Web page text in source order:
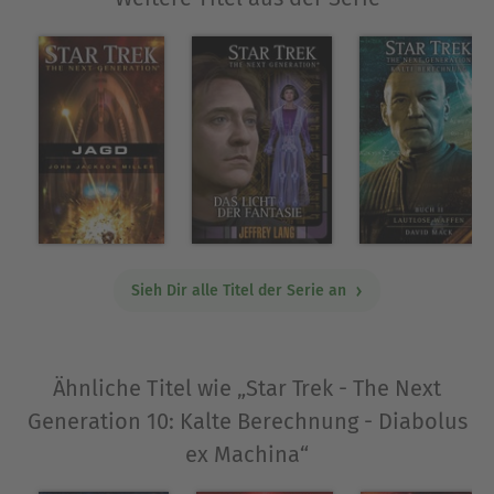
Sieh Dir alle Titel der Serie an
Ähnliche Titel wie „Star Trek - The Next
Generation 10: Kalte Berechnung - Diabolus
ex Machina“